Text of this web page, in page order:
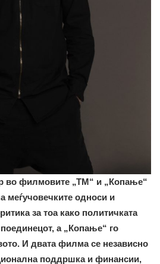
во филмовите „ТМ“ и „Копање“
меѓучовечките односи и
за тоа како политичката
поединецот, а „Копање“ го
И двата филма се независно
поддршка и финансии,